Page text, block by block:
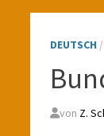
DEUTSCH
von Z.